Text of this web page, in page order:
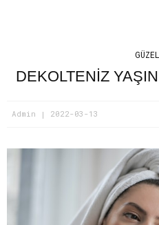
DEKOLTENIZ
Admin 2022-03-13